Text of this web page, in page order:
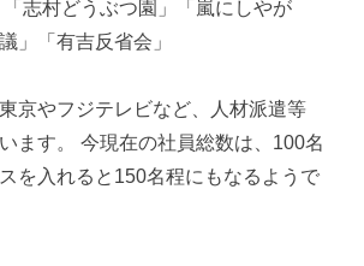
志村どうぶつ園」「嵐にしやが
」「有吉反省会」
京やフジテレビなど、人材派遣等
ます。 今現在の社員総数は、100名
を入れると150名程にもなるようで